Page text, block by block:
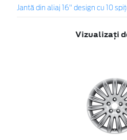
Jantă din aliaj 16" design cu 10
Vizualizați